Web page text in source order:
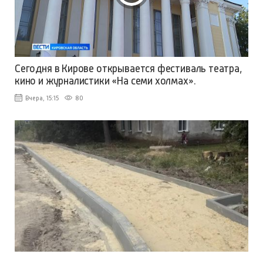
Сегодня в Кирове открывается фестиваль театра,
кино и журналистики «На семи холмах».
Вчера, 15:15 80